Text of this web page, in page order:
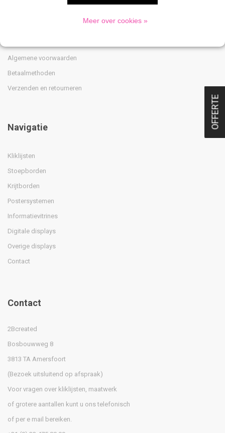
Algemene voorwaarden
Betaalmethoden
Verzenden en retourneren
Navigatie
Kliklijsten
Stoepborden
Krijtborden
Postersystemen
Informatievitrines
Digitale displays
Overige displays
Contact
Contact
2Bcreated
Bosbouwweg 8
3813 TA Amersfoort
(Bezoek uitsluitend op afspraak)
Voor vragen over kliklijsten, maatwerk
of grotere aantallen kunt u ons telefonisch
of per e mail bereiken.
OFFERTE
Meer over cookies »